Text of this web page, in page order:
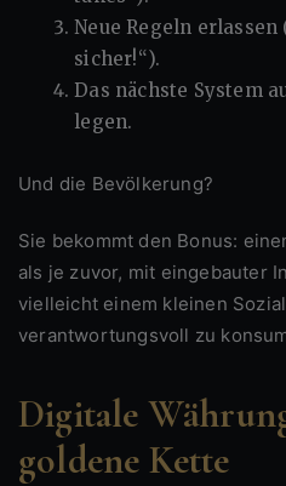
Neue Regeln
sicher!“).
Das nächste System
legen.
Und die Bevölkerung?
Sie bekommt den Bonus: einen digitalen Euro, digitaler
als je zuvor, mit eingebauter
vielleicht einem kleinen
verantwortungsvoll zu
Digitale
goldene Kette